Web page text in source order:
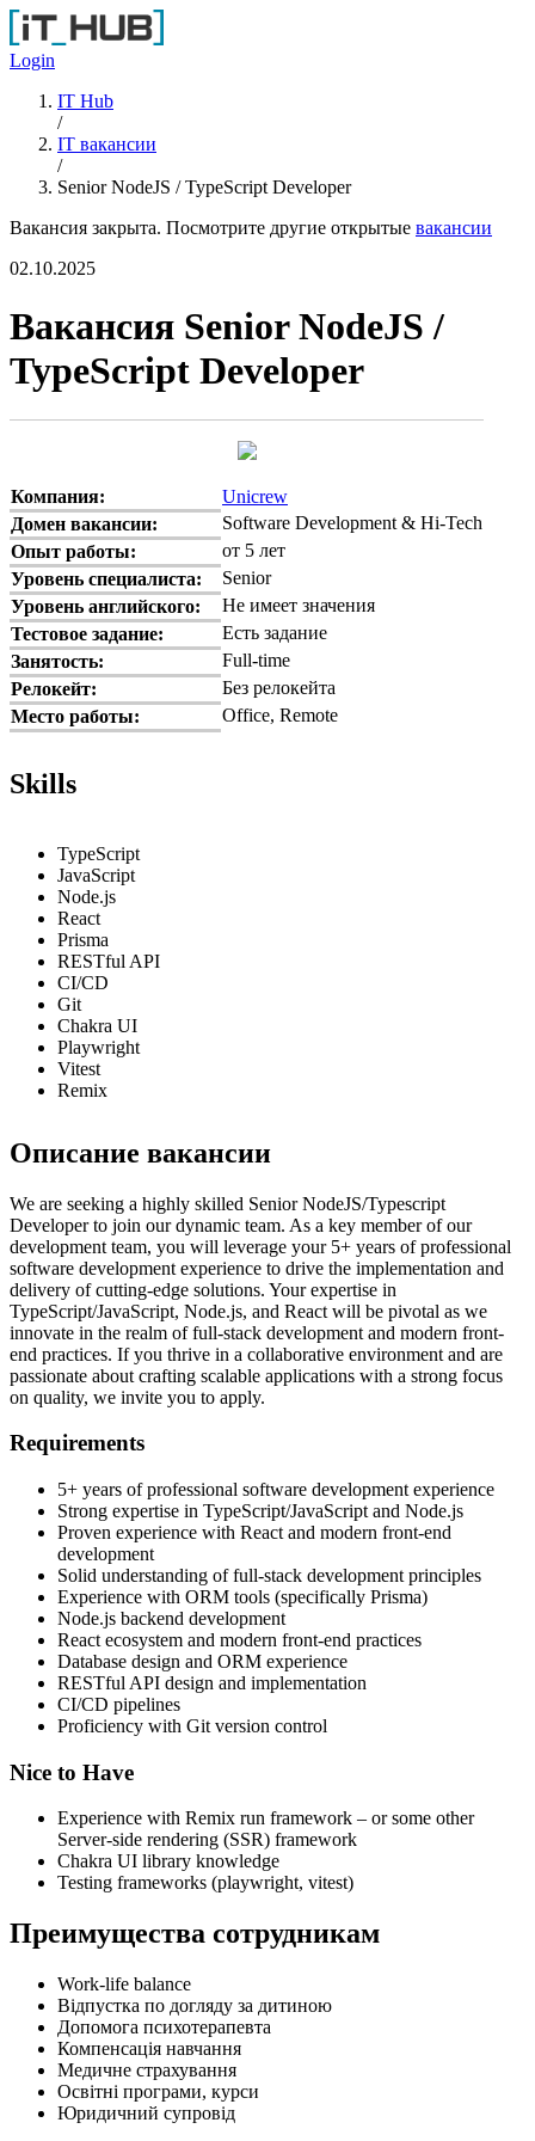
Перейти к основному содержанию
Login
IT Hub
/
IT вакансии
/
Senior NodeJS / TypeScript Developer
Вакансия закрыта. Посмотрите другие открытые вакансии
02.10.2025
Вакансия Senior NodeJS /
TypeScript Developer
Компания:
Unicrew
Домен вакансии:
Software Development & Hi-Tech
Опыт работы:
от 5 лет
Уровень специалиста:
Senior
Уровень английского:
Не имеет значения
Тестовое задание:
Есть задание
Занятость:
Full-time
Релокейт:
Без релокейта
Место работы:
Office, Remote
Skills
TypeScript
JavaScript
Node.js
React
Prisma
RESTful API
CI/CD
Git
Chakra UI
Playwright
Vitest
Remix
Описание вакансии
We are seeking a highly skilled Senior NodeJS/Typescript
Developer to join our dynamic team. As a key member of our
development team, you will leverage your 5+ years of professional
software development experience to drive the implementation and
delivery of cutting-edge solutions. Your expertise in
TypeScript/JavaScript, Node.js, and React will be pivotal as we
innovate in the realm of full-stack development and modern front-
end practices. If you thrive in a collaborative environment and are
passionate about crafting scalable applications with a strong focus
on quality, we invite you to apply.
Requirements
5+ years of professional software development experience
Strong expertise in TypeScript/JavaScript and Node.js
Proven experience with React and modern front-end
development
Solid understanding of full-stack development principles
Experience with ORM tools (specifically Prisma)
Node.js backend development
React ecosystem and modern front-end practices
Database design and ORM experience
RESTful API design and implementation
CI/CD pipelines
Proficiency with Git version control
Nice to Have
Experience with Remix run framework – or some other
Server-side rendering (SSR) framework
Chakra UI library knowledge
Testing frameworks (playwright, vitest)
Преимущества сотрудникам
Work-life balance
Відпустка по догляду за дитиною
Допомога психотерапевта
Компенсація навчання
Медичне страхування
Освітні програми, курси
Юридичний супровід